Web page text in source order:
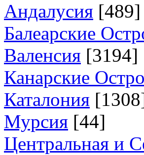
Андалусия [489]
Балеарские
Валенсия [3194]
Канарские
Каталония
Мурсия [44]
Центральная и